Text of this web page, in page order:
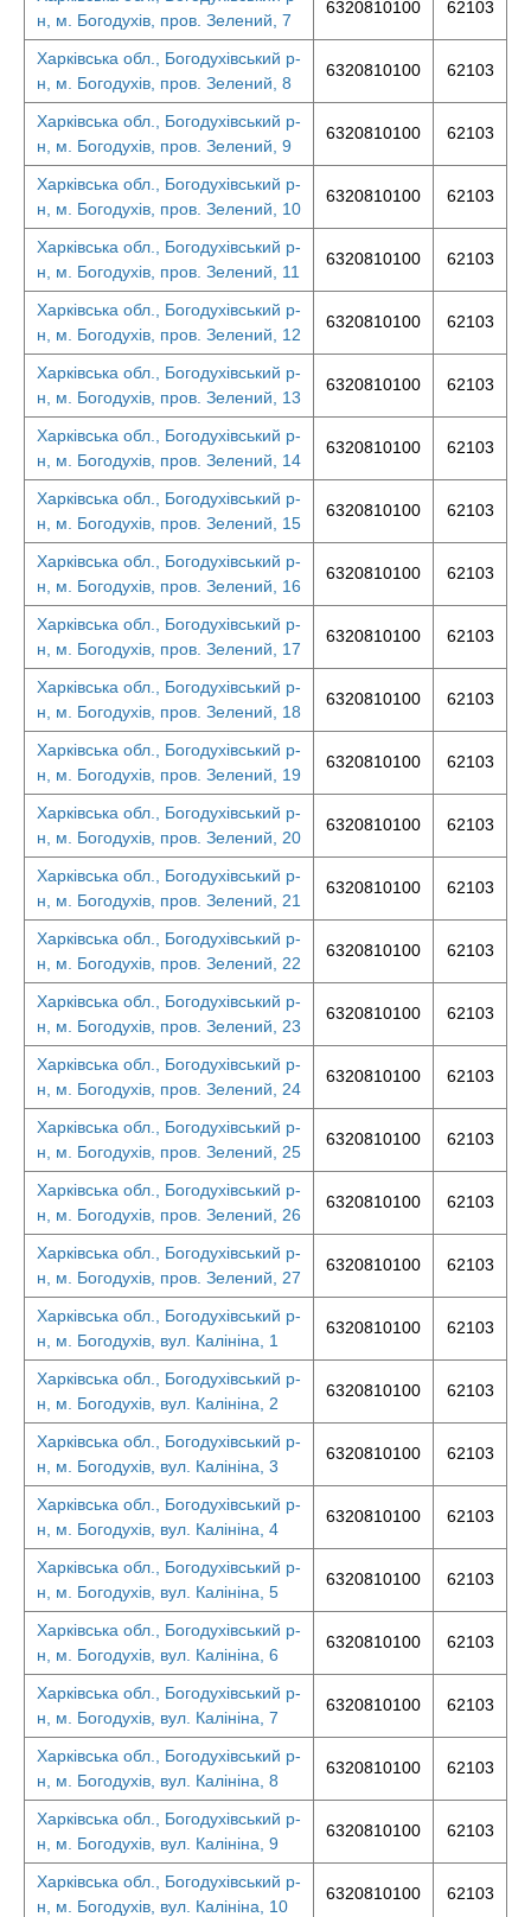
н, м. Богодухів, пров. Зелений, 7
6320810100 62103
Харківська обл., Богодухівський р-
н, м. Богодухів, пров. Зелений, 8
6320810100 62103
Харківська обл., Богодухівський р-
н, м. Богодухів, пров. Зелений, 9
6320810100 62103
Харківська обл., Богодухівський р-
н, м. Богодухів, пров. Зелений, 10
6320810100 62103
Харківська обл., Богодухівський р-
н, м. Богодухів, пров. Зелений, 11
6320810100 62103
Харківська обл., Богодухівський р-
н, м. Богодухів, пров. Зелений, 12
6320810100 62103
Харківська обл., Богодухівський р-
н, м. Богодухів, пров. Зелений, 13
6320810100 62103
Харківська обл., Богодухівський р-
н, м. Богодухів, пров. Зелений, 14
6320810100 62103
Харківська обл., Богодухівський р-
н, м. Богодухів, пров. Зелений, 15
6320810100 62103
Харківська обл., Богодухівський р-
н, м. Богодухів, пров. Зелений, 16
6320810100 62103
Харківська обл., Богодухівський р-
н, м. Богодухів, пров. Зелений, 17
6320810100 62103
Харківська обл., Богодухівський р-
н, м. Богодухів, пров. Зелений, 18
6320810100 62103
Харківська обл., Богодухівський р-
н, м. Богодухів, пров. Зелений, 19
6320810100 62103
Харківська обл., Богодухівський р-
н, м. Богодухів, пров. Зелений, 20
6320810100 62103
Харківська обл., Богодухівський р-
н, м. Богодухів, пров. Зелений, 21
6320810100 62103
Харківська обл., Богодухівський р-
н, м. Богодухів, пров. Зелений, 22
6320810100 62103
Харківська обл., Богодухівський р-
н, м. Богодухів, пров. Зелений, 23
6320810100 62103
Харківська обл., Богодухівський р-
н, м. Богодухів, пров. Зелений, 24
6320810100 62103
Харківська обл., Богодухівський р-
н, м. Богодухів, пров. Зелений, 25
6320810100 62103
Харківська обл., Богодухівський р-
н, м. Богодухів, пров. Зелений, 26
6320810100 62103
Харківська обл., Богодухівський р-
н, м. Богодухів, пров. Зелений, 27
6320810100 62103
Харківська обл., Богодухівський р-
н, м. Богодухів, вул. Калініна, 1
6320810100 62103
Харківська обл., Богодухівський р-
н, м. Богодухів, вул. Калініна, 2
6320810100 62103
Харківська обл., Богодухівський р-
н, м. Богодухів, вул. Калініна, 3
6320810100 62103
Харківська обл., Богодухівський р-
н, м. Богодухів, вул. Калініна, 4
6320810100 62103
Харківська обл., Богодухівський р-
н, м. Богодухів, вул. Калініна, 5
6320810100 62103
Харківська обл., Богодухівський р-
н, м. Богодухів, вул. Калініна, 6
6320810100 62103
Харківська обл., Богодухівський р-
н, м. Богодухів, вул. Калініна, 7
6320810100 62103
Харківська обл., Богодухівський р-
н, м. Богодухів, вул. Калініна, 8
6320810100 62103
Харківська обл., Богодухівський р-
н, м. Богодухів, вул. Калініна, 9
6320810100 62103
Харківська обл., Богодухівський р-
н, м. Богодухів, вул. Калініна, 10
6320810100 62103